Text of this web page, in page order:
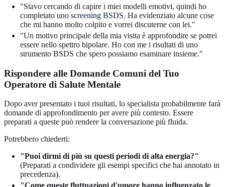
"Stavo cercando di capire i miei modelli emotivi, quindi ho
completato uno screening BSDS. Ha evidenziato alcune cose
che mi hanno molto colpito e vorrei discuterne con lei."
"Un motivo principale della mia visita è approfondire se potrei
essere nello spettro bipolare. Ho con me i risultati di uno
strumento BSDS che spero possiamo esaminare insieme."
Rispondere alle Domande Comuni del Tuo
Operatore di Salute Mentale
Dopo aver presentato i tuoi risultati, lo specialista probabilmente farà
domande di approfondimento per avere più contesto. Essere
preparati a queste può rendere la conversazione più fluida.
Potrebbero chiederti:
"Puoi dirmi di più su questi periodi di alta energia?"
(Preparati a condividere gli esempi specifici che hai annotato in
precedenza).